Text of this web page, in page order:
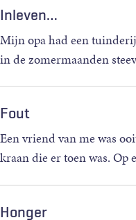
Inleven…
Mijn opa had een
in de zomermaanden
Fout
Een vriend van me was
kraan die er toen was. Op
Honger